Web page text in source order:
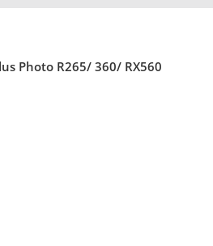
Photo R265/ 360/ RX560